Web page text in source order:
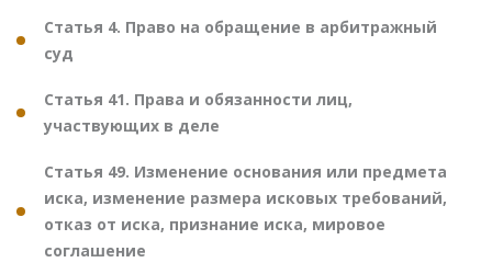
Статья 4. Право на обращение в арбитражный
суд
Статья 41. Права и обязанности лиц,
участвующих в деле
Статья 49. Изменение основания или предмета
иска, изменение размера исковых требований,
отказ от иска, признание иска, мировое
соглашение